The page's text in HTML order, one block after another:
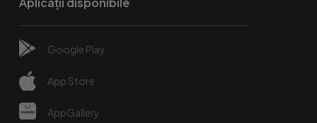
Google Play
App Store
AppGallery